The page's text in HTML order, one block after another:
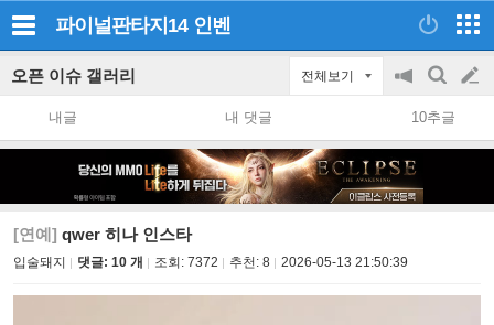
파이널판타지14 인벤
오픈 이슈 갤러리 전체보기
공
지
on/off
검
색
글
쓰
내글 내 댓글 10추글
[연예] qwer 히나 인스타
입술돼지 댓글: 10 개 조회: 7372 추천: 8 2026-05-13 21:50:39